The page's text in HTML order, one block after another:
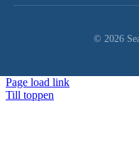
© 2026
Page load link
Till toppen